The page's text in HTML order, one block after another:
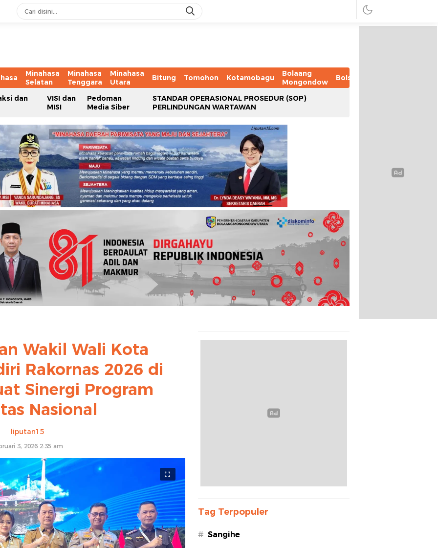
Minahasa
Selatan
Minahasa
Tenggara
Minahasa
Utara
Bitung Tomohon Kotamobagu
Bolaang
Mongondow
Bolsel
dan
VISI dan
MISI
Pedoman
Media Siber
STANDAR OPERASIONAL PROSEDUR (SOP)
PERLINDUNGAN WARTAWAN
Wakil Wali Kota
Rakornas 2026 di
Sinergi Program
Nasional
liputan15
3, 2026 2:35 am
Tag Terpopuler
# Sangihe